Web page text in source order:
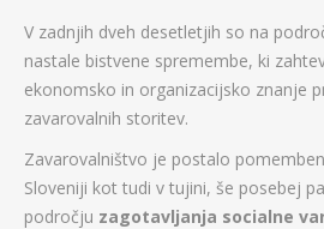
V zadnjih dveh desetletjih so na
nastale bistvene spremembe, ki
ekonomsko in organizacijsko znanje
zavarovalnih storitev.
Zavarovalništvo je postalo
Sloveniji kot tudi v tujini, še posebej
področju zagotavljanja socialne